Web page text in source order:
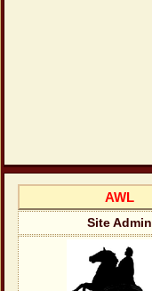
AWL
Site Admin